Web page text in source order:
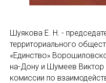
Шуякова Е. Н. -
территориального
«Единство»
на-Дону и Шумеев Виктор
комиссии по